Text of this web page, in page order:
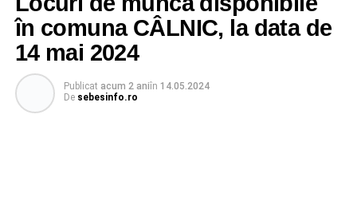
în comuna CÂLNIC, la data de
14 mai 2024
Publicat acum 2 aniîn 14.05.2024
De sebesinfo.ro